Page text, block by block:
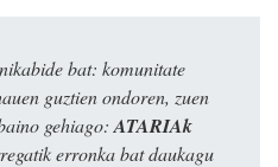
bat: komunitate
guztien ondoren, zuen
gehiago: ATARIAk
erronka bat daukagu